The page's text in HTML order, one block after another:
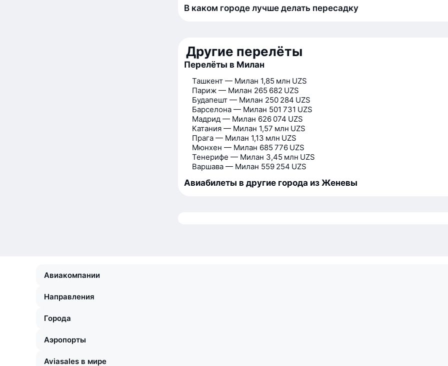
В каком городе лучше делать пересадку
Другие перелёты
Перелёты в Милан
Ташкент — Милан 1,85 млн UZS
Париж — Милан 265 682 UZS
Будапешт — Милан 250 284 UZS
Барселона — Милан 501 731 UZS
Мадрид — Милан 626 074 UZS
Катания — Милан 1,57 млн UZS
Прага — Милан 1,13 млн UZS
Мюнхен — Милан 685 776 UZS
Тенерифе — Милан 3,45 млн UZS
Варшава — Милан 559 254 UZS
Авиабилеты в другие города из Женевы
Авиакомпании
Направления
Города
Аэропорты
Aviasales в мире